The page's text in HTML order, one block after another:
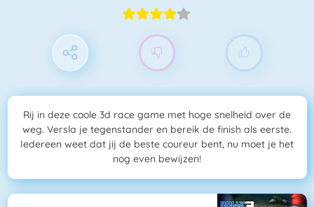
Rij in deze coole 3d race game met hoge snelheid over de
weg. Versla je tegenstander en bereik de finish als eerste.
Iedereen weet dat jij de beste coureur bent, nu moet je het
nog even bewijzen!